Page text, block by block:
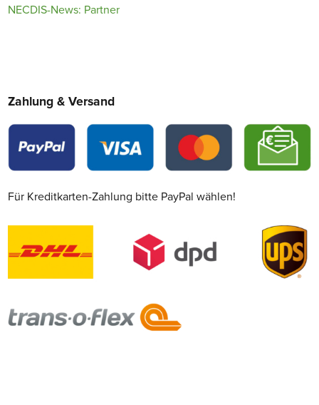
NECDIS-News: Partner
Zahlung & Versand
Für Kreditkarten-Zahlung bitte PayPal wählen!